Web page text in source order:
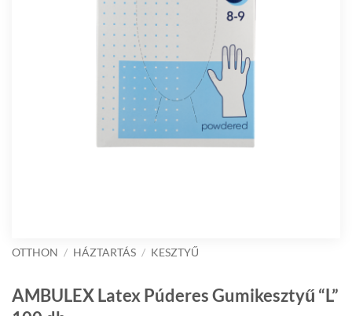
OTTHON / HÁZTARTÁS / KESZTYŰ
AMBULEX Latex Púderes Gumikesztyű “L”